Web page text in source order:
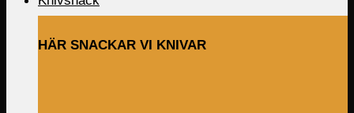
HÄR SNACKAR VI KNIVAR